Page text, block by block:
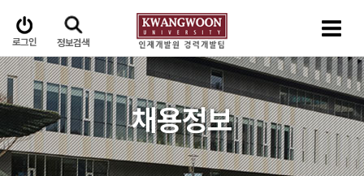
로그인 정보검색
채용정보